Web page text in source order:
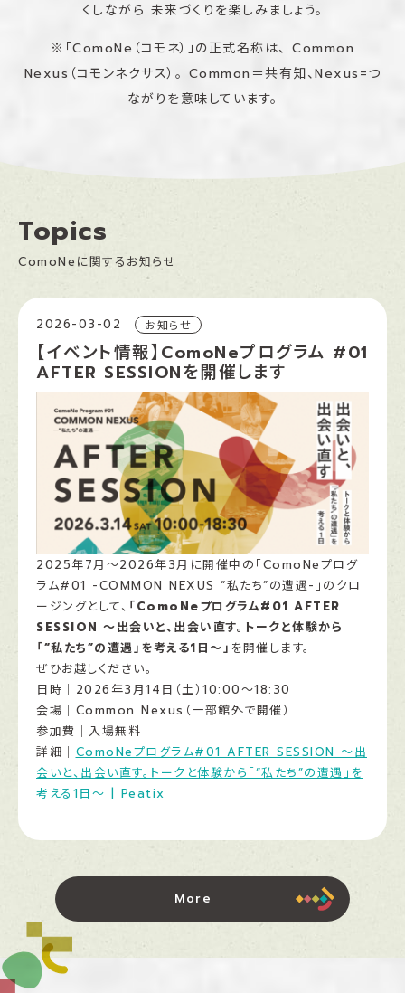
くしながら 未来づくりを楽しみましょう。
※「ComoNe（コモネ）」の正式名称は、 Common
Nexus（コモンネクサス）。 Common＝共有知、Nexus=つ
ながりを意味しています。
Topics
ComoNeに関するお知らせ
2026-03-02 お知らせ
【イベント情報】ComoNeプログラム #01
AFTER SESSIONを開催します
2025年7月～2026年3月に開催中の「ComoNeプログ
ラム#01 -COMMON NEXUS “私たち”の遭遇-」のクロ
ージングとして、 「ComoNeプログラム#01 AFTER
SESSION 〜出会いと、出会い直す。トークと体験から
「“私たち”の遭遇」を考える1日〜」 を開催します。
ぜひお越しください。
日時｜2026年3月14日（土）10:00〜18:30
会場｜Common Nexus（一部館外で開催）
参加費｜入場無料
詳細｜ ComoNeプログラム#01 AFTER SESSION 〜出
会いと、出会い直す。トークと体験から「“私たち”の遭遇」を
考える1日〜 | Peatix
More